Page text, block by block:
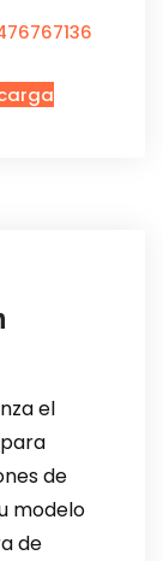
el
de
modelo
de